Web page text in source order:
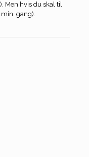
Men hvis du skal til
gang).